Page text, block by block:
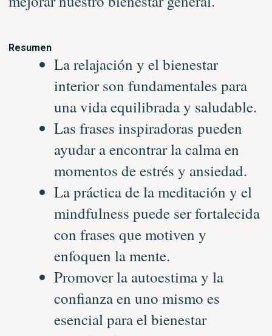
Resumen
La relajación y el bienestar
interior son fundamentales para
una vida equilibrada y saludable.
Las frases inspiradoras pueden
ayudar a encontrar la calma en
momentos de estrés y ansiedad.
La práctica de la meditación y el
mindfulness puede ser fortalecida
con frases que motiven y
enfoquen la mente.
Promover la autoestima y la
confianza en uno mismo es
esencial para el bienestar